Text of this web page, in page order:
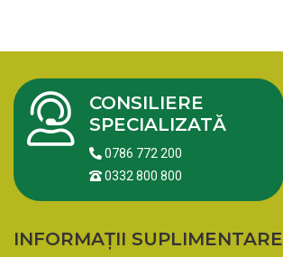
CONSILIERE
SPECIALIZATĂ
0786 772 200
0332 800 800
INFORMAȚII SUPLIMENTARE